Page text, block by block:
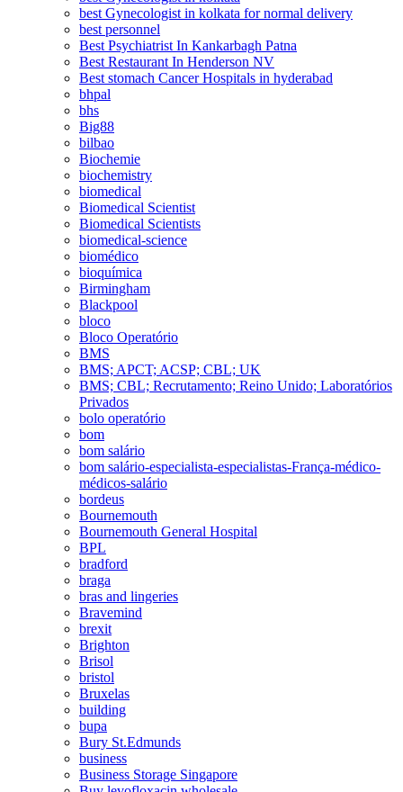
best Gynecologist in kolkata for normal delivery
best personnel
Best Psychiatrist In Kankarbagh Patna
Best Restaurant In Henderson NV
Best stomach Cancer Hospitals in hyderabad
bhpal
bhs
Big88
bilbao
Biochemie
biochemistry
biomedical
Biomedical Scientist
Biomedical Scientists
biomedical-science
biomédico
bioquímica
Birmingham
Blackpool
bloco
Bloco Operatório
BMS
BMS; APCT; ACSP; CBL; UK
BMS; CBL; Recrutamento; Reino Unido; Laboratórios
Privados
bolo operatório
bom
bom salário
bom salário-especialista-especialistas-França-médico-
médicos-salário
bordeus
Bournemouth
Bournemouth General Hospital
BPL
bradford
braga
bras and lingeries
Bravemind
brexit
Brighton
Brisol
bristol
Bruxelas
building
bupa
Bury St.Edmunds
business
Business Storage Singapore